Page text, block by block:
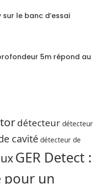
le banc d’essai
5m répond au
détecteur détecteur
cavité détecteur de
GER Detect :
pour un